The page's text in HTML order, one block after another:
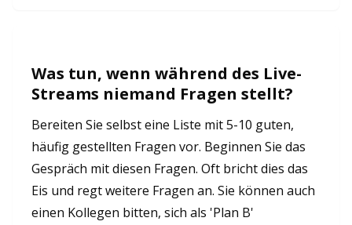
Was tun, wenn während des Live-
Streams niemand Fragen stellt?
Bereiten Sie selbst eine Liste mit 5-10 guten,
häufig gestellten Fragen vor. Beginnen Sie das
Gespräch mit diesen Fragen. Oft bricht dies das
Eis und regt weitere Fragen an. Sie können auch
einen Kollegen bitten, sich als 'Plan B'